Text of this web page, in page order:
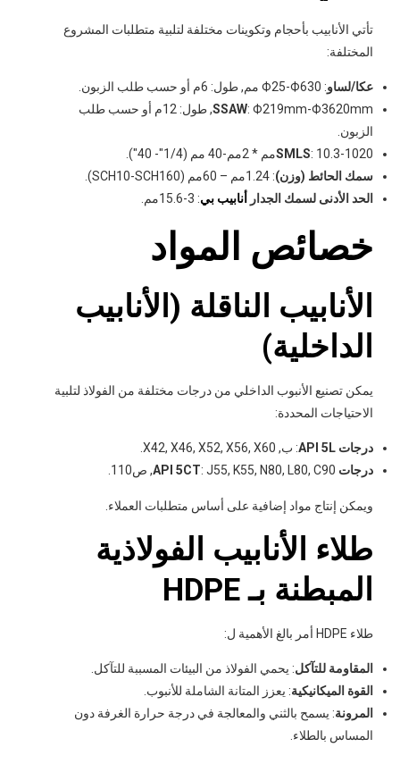
تأتي الأنابيب بأحجام وتكوينات مختلفة لتلبية متطلبات المشروع
المختلفة:
عكا/لساو: Ф25-Ф630 مم, طول: 6م أو حسب طلب الزبون.
SSAW
: Ф219mm-Ф3620mm, طول: 12م أو حسب طلب
الزبون.
SMLS: 10.3-1020مم * 2مم-40 مم (1/4"- 40").
سمك الحائط (وزن): 1.24مم – 60مم (SCH10-SCH160).
الحد الأدنى لسمك الجدار
أنابيب بي: 3-15.6مم.
خصائص المواد
الأنابيب الناقلة (الأنابيب
الداخلية)
يمكن تصنيع الأنبوب الداخلي من درجات مختلفة من الفولاذ لتلبية
الاحتياجات المحددة:
درجات API 5L
: ب, X42, X46, X52, X56, X60.
درجات API 5CT : J55, K55, N80, L80, C90, ص110.
ويمكن إنتاج مواد إضافية على أساس متطلبات العملاء.
طلاء الأنابيب الفولاذية
المبطنة بـ HDPE
طلاء HDPE أمر بالغ الأهمية ل:
المقاومة للتآكل: يحمي الفولاذ من البيئات المسببة للتآكل.
القوة الميكانيكية: يعزز المتانة الشاملة للأنبوب.
المرونة: يسمح بالثني والمعالجة في درجة حرارة الغرفة دون
المساس بالطلاء.